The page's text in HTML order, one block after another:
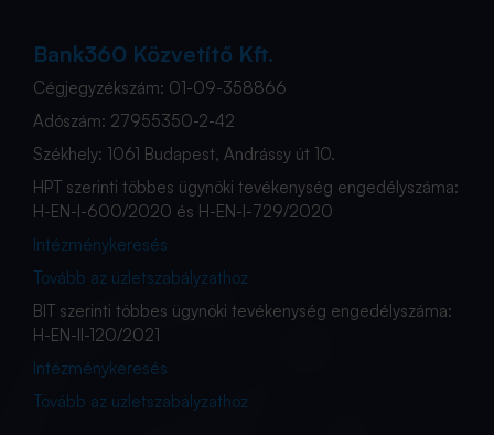
Bank360 Közvetítő Kft.
Cégjegyzékszám: 01-09-358866
Adószám: 27955350-2-42
Székhely: 1061 Budapest, Andrássy út 10.
HPT szerinti többes ügynöki tevékenység engedélyszáma:
H-EN-I-600/2020 és H-EN-I-729/2020
Intézménykeresés
Tovább az üzletszabályzathoz
BIT szerinti többes ügynöki tevékenység engedélyszáma:
H-EN-II-120/2021
Intézménykeresés
Tovább az üzletszabályzathoz